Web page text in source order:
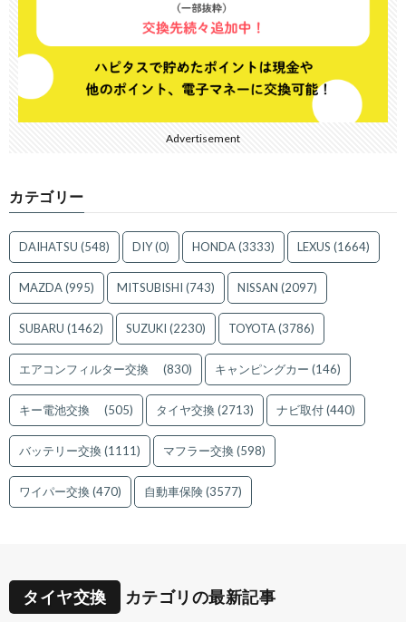
Advertisement
カテゴリー
DAIHATSU (548) DIY(0) HONDA(3333) LEXUS (1664)
MAZDA(995) MITSUBISHI (743) NISSAN (2097)
SUBARU (1462) SUZUKI (2230) TOYOTA(3786)
エアコンフィルター交換 (830) キャンピングカー (146)
キー電池交換 (505) タイヤ交換(2713) ナビ取付(440)
バッテリー交換(1111) マフラー交換(598)
ワイパー交換(470) 自動車保険(3577)
タイヤ交換 カテゴリの最新記事